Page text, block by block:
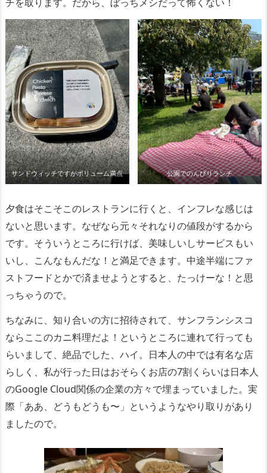
サンドウィッチですがボリューム満点 公園でのんびりランチ
夕食はそこそこのレストランに行くと、インフレな感じは
ないと思います。なぜなら元々それなりの値段がするから
です。そういうところに行けば、美味しいしサービスもい
いし、こんなもんだな！と満足できます。中途半端にファ
ストフードとかで済ませようとすると、たっけーな！と思
っちゃうので。
ちなみに、知り合いの方に招待されて、サンフランシスコ
ならここのカニ料理だよ！というところに連れて行っても
らいまして、絶品でした、ハイ。日本人の中では有名な店
らしく、私が行った日はおそらくお店の7割くらいは日本人
のGoogle Cloud関係の企業の方々で埋まっていました。実
際「ああ、どうもどうも〜」というようなやり取りがあり
ましたので。